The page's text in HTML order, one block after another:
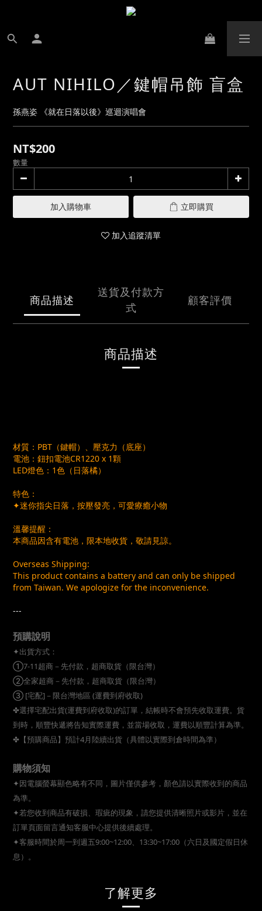
AUT NIHILO／鍵帽吊飾 盲盒
孫燕姿 《就在日落以後》巡迴演唱會
NT$200
數量
加入購物車 立即購買
加入追蹤清單
商品描述
送貨及付款方
式
顧客評價
商品描述
材質：PBT（鍵帽）、壓克力（底座）
電池：鈕扣電池CR1220 x 1顆
LED燈色：1色（日落橘）
特色：
✦迷你指尖日落，按壓發亮，可愛療癒小物
溫馨提醒：
本商品因含有電池，限本地收貨，敬請見諒。
Overseas Shipping:
This product contains a battery and can only be shipped
from Taiwan. We apologize for the inconvenience.
---
預購說明
✦出貨方式：
①7-11超商－先付款，超商取貨（限台灣）
②全家超商－先付款，超商取貨（限台灣）
③ [宅配]－限台灣地區 (運費到府收取)
✤選擇宅配出貨(運費到府收取)的訂單，結帳時不會預先收取運費。貨
到時，順豐快遞將告知實際運費，並當場收取，運費以順豐計算為準。
✤【預購商品】預計4月陸續出貨（具體以實際到倉時間為準）
購物須知
✦因電腦螢幕顯色略有不同，圖片僅供參考，顏色請以實際收到的商品
為準。
✦若您收到商品有破損、瑕疵的現象，請您提供清晰照片或影片，並在
訂單頁面留言通知客服中心提供後續處理。
✦客服時間於周一到週五9:00~12:00、13:30~17:00（六日及國定假日休
息）。
了解更多